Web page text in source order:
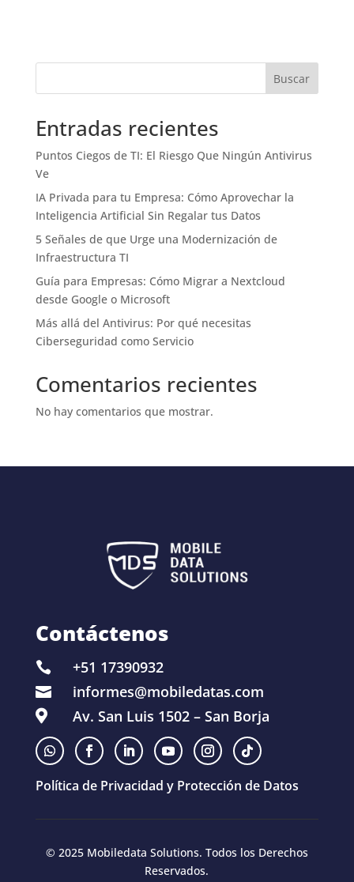
Buscar
Entradas recientes
Puntos Ciegos de TI: El Riesgo Que Ningún Antivirus
Ve
IA Privada para tu Empresa: Cómo Aprovechar la
Inteligencia Artificial Sin Regalar tus Datos
5 Señales de que Urge una Modernización de
Infraestructura TI
Guía para Empresas: Cómo Migrar a Nextcloud
desde Google o Microsoft
Más allá del Antivirus: Por qué necesitas
Ciberseguridad como Servicio
Comentarios recientes
No hay comentarios que mostrar.
Contáctenos
 +51 17390932
 informes@mobiledatas.com
 Av. San Luis 1502 – San Borja
Política de Privacidad y Protección de Datos
© 2025 Mobiledata Solutions. Todos los Derechos
Reservados.